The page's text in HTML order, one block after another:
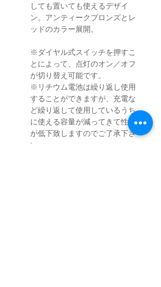
しても置いても使えるデザイ
ン。アンティークブロンズとレ
ッドのカラー展開。
※ダイヤル式スイッチを押すこ
とによって、点灯のオン／オフ
が切り替え可能です。
※リチウム電池は繰り返し使用
することができますが、充電な
ど繰り返して使用しているうち
に使える容量が減ってきて性能
が低下致しますのでご了承下さ
い。